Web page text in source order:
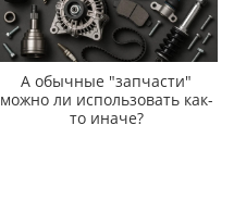
А обычные "запчасти"
можно ли использовать как-
то иначе?